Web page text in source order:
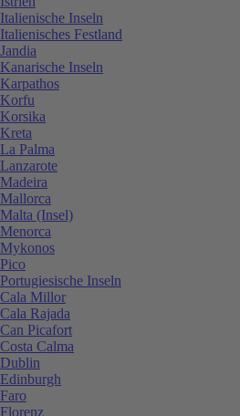
Italienische Inseln
Italienisches Festland
Jandia
Kanarische Inseln
Karpathos
Korfu
Korsika
Kreta
La Palma
Lanzarote
Madeira
Mallorca
Malta (Insel)
Menorca
Mykonos
Pico
Portugiesische Inseln
Cala Millor
Cala Rajada
Can Picafort
Costa Calma
Dublin
Edinburgh
Faro
Florenz